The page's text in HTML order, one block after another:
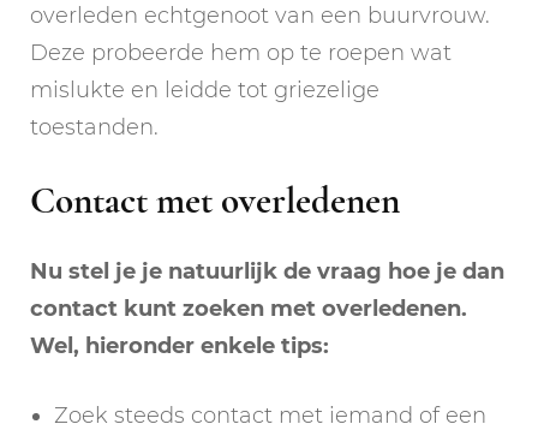
overleden echtgenoot van een buurvrouw.
Deze probeerde hem op te roepen wat
mislukte en leidde tot griezelige
toestanden.
Contact met overledenen
Nu stel je je natuurlijk de vraag hoe je dan
contact kunt zoeken met overledenen.
Wel, hieronder enkele tips:
Zoek steeds contact met iemand of een